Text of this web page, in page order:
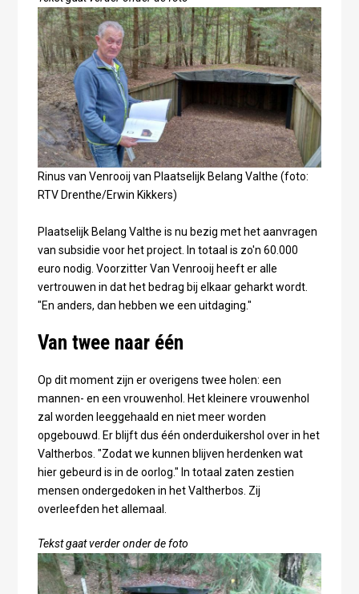
Rinus van Venrooij van Plaatselijk Belang Valthe (foto:
RTV Drenthe/Erwin Kikkers)
Plaatselijk Belang Valthe is nu bezig met het aanvragen
van subsidie voor het project. In totaal is zo'n 60.000
euro nodig. Voorzitter Van Venrooij heeft er alle
vertrouwen in dat het bedrag bij elkaar geharkt wordt.
"En anders, dan hebben we een uitdaging."
Van twee naar één
Op dit moment zijn er overigens twee holen: een
mannen- en een vrouwenhol. Het kleinere vrouwenhol
zal worden leeggehaald en niet meer worden
opgebouwd. Er blijft dus één onderduikershol over in het
Valtherbos. "Zodat we kunnen blijven herdenken wat
hier gebeurd is in de oorlog." In totaal zaten zestien
mensen ondergedoken in het Valtherbos. Zij
overleefden het allemaal.
Tekst gaat verder onder de foto